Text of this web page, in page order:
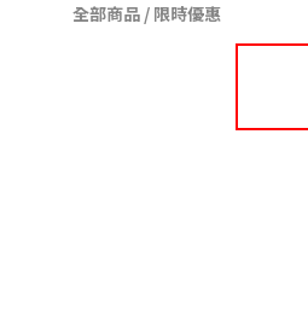
全部商品 / 限時優惠